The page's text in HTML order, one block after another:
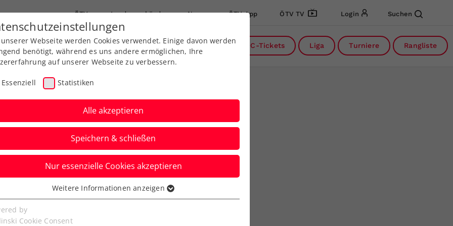
ÖTV Landesverbände News ÖTV App ÖTV TV Login Suchen
Ausbildung Services Über uns DC-Tickets Liga Turniere Rangliste
in Paris
Webseite werden Cookies verwendet. Einige davon werden
benötigt, während es uns andere ermöglichen, Ihre
auf unserer Webseite zu verbessern.
Essenziell Statistiken
Alle akzeptieren
Speichern & schließen
Nur essenzielle Cookies akzeptieren
Cookies werden für grundlegende Funktionen der
benötigt. Dadurch ist gewährleistet, dass die Webseite
Weitere Informationen anzeigen
by
Cookie Consent